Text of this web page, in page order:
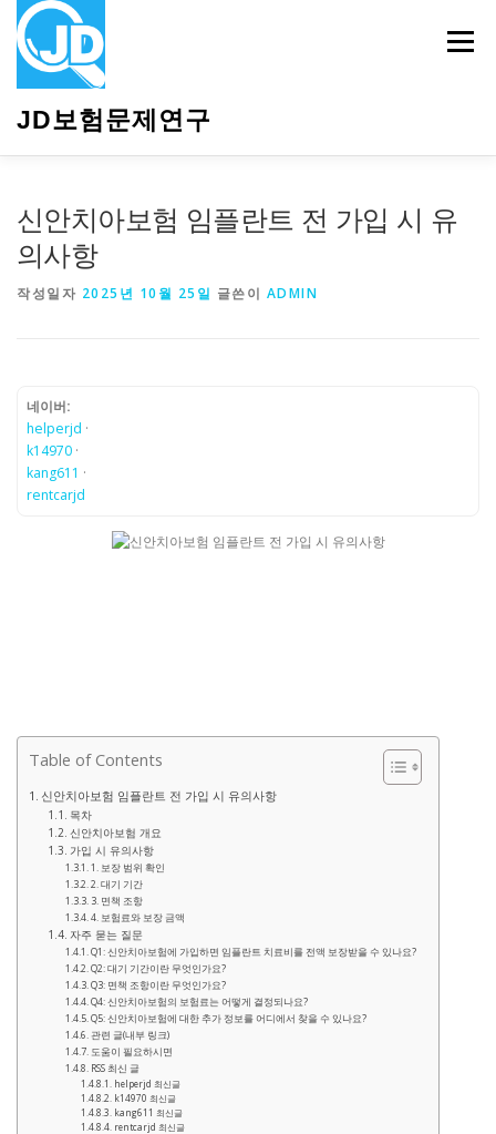
JD보험문제연구
메뉴
신안치아보험 임플란트 전 가입 시 유
의사항
작성일자 2025년 10월 25일 글쓴이 ADMIN
네이버:
helperjd ·
k14970 ·
kang611 ·
rentcarjd
Table of Contents
신안치아보험 임플란트 전 가입 시 유의사항
목차
신안치아보험 개요
가입 시 유의사항
1. 보장 범위 확인
2. 대기 기간
3. 면책 조항
4. 보험료와 보장 금액
자주 묻는 질문
Q1: 신안치아보험에 가입하면 임플란트 치료비를 전액 보장받을 수 있나요?
Q2: 대기 기간이란 무엇인가요?
Q3: 면책 조항이란 무엇인가요?
Q4: 신안치아보험의 보험료는 어떻게 결정되나요?
Q5: 신안치아보험에 대한 추가 정보를 어디에서 찾을 수 있나요?
관련 글(내부 링크)
도움이 필요하시면
RSS 최신 글
helperjd 최신글
k14970 최신글
kang611 최신글
rentcarjd 최신글